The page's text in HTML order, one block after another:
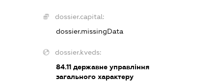
dossier.capital:
dossier.missingData
dossier.kveds:
84.11державне управління
загального характеру